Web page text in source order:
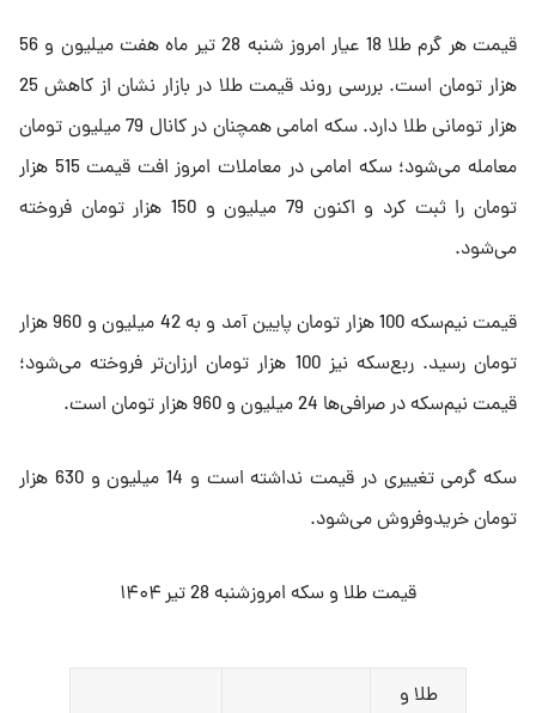
قیمت هر گرم طلا 18 عیار امروز شنبه 28 تیر ماه هفت میلیون و 56
هزار تومان است. بررسی روند قیمت طلا در بازار نشان از کاهش 25
هزار تومانی طلا دارد. سکه امامی همچنان در کانال 79 میلیون تومان
معامله می‌شود؛ سکه امامی در معاملات امروز افت قیمت 515 هزار
تومان را ثبت کرد و اکنون 79 میلیون و 150 هزار تومان فروخته
می‌شود.
قیمت نیم‌سکه 100 هزار تومان پایین آمد و به 42 میلیون و 960 هزار
تومان رسید. ربع‌سکه نیز 100 هزار تومان ارزان‌تر فروخته می‌شود؛
قیمت نیم‌سکه در صرافی‌ها 24 میلیون و 960 هزار تومان است.
سکه گرمی تغییری در قیمت نداشته است و 14 میلیون و 630 هزار
تومان خریدوفروش می‌شود.
قیمت طلا و سکه امروزشنبه 28 تیر ۱۴۰۴
طلا و